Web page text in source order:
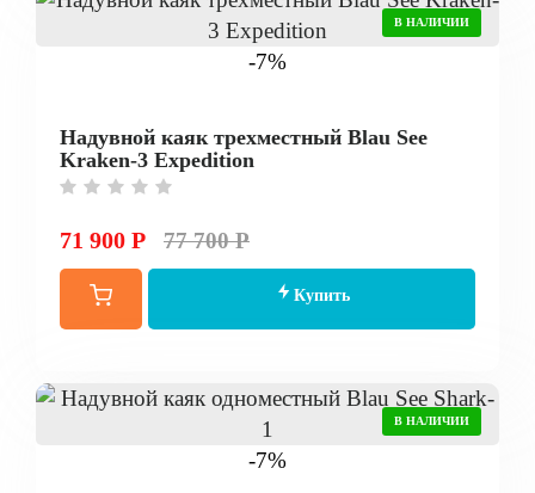
-7%
В НАЛИЧИИ
Надувной каяк трехместный Blau See
Kraken-3 Expedition
71 900 Р 77 700 Р
Купить
-7%
В НАЛИЧИИ